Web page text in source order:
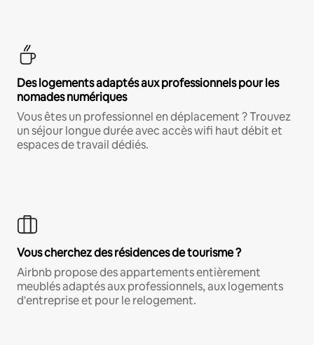
Des logements adaptés aux professionnels pour les
nomades numériques
Vous êtes un professionnel en déplacement ? Trouvez
un séjour longue durée avec accès wifi haut débit et
espaces de travail dédiés.
Vous cherchez des résidences de tourisme ?
Airbnb propose des appartements entièrement
meublés adaptés aux professionnels, aux logements
d'entreprise et pour le relogement.